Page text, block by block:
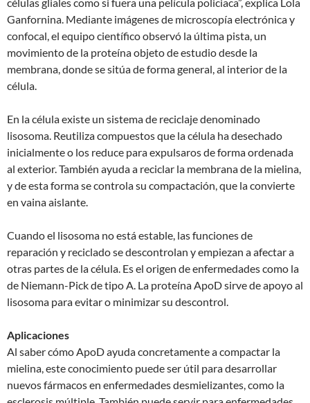
células gliales como si fuera una película policiaca”, explica Lola
Ganfornina. Mediante imágenes de microscopía electrónica y
confocal, el equipo científico observó la última pista, un
movimiento de la proteína objeto de estudio desde la
membrana, donde se sitúa de forma general, al interior de la
célula.
En la célula existe un sistema de reciclaje denominado
lisosoma. Reutiliza compuestos que la célula ha desechado
inicialmente o los reduce para expulsaros de forma ordenada
al exterior. También ayuda a reciclar la membrana de la mielina,
y de esta forma se controla su compactación, que la convierte
en vaina aislante.
Cuando el lisosoma no está estable, las funciones de
reparación y reciclado se descontrolan y empiezan a afectar a
otras partes de la célula. Es el origen de enfermedades como la
de Niemann-Pick de tipo A. La proteína ApoD sirve de apoyo al
lisosoma para evitar o minimizar su descontrol.
Aplicaciones
Al saber cómo ApoD ayuda concretamente a compactar la
mielina, este conocimiento puede ser útil para desarrollar
nuevos fármacos en enfermedades desmielizantes, como la